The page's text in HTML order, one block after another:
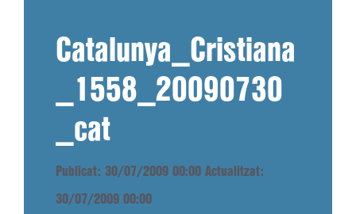
Catalunya_Cristiana
_1558_20090730
_cat
Publicat: 30/07/2009 00:00 Actualitzat:
30/07/2009 00:00